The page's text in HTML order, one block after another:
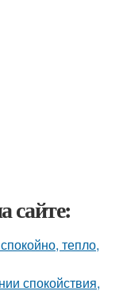
сайте:
тепло,
спокойствия,